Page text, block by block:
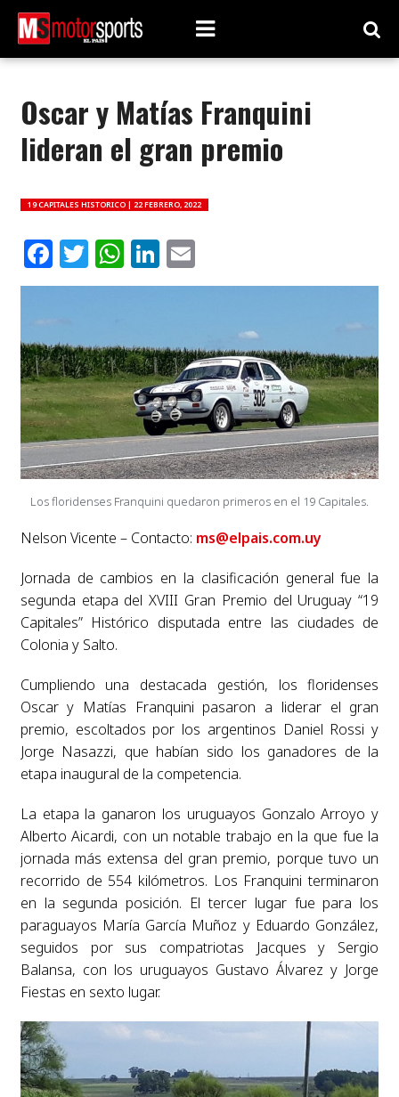
Oscar y Matías Franquini
lideran el gran premio
19 CAPITALES HISTORICO | 22 FEBRERO, 2022
Facebook
Twitter
WhatsApp
LinkedIn
Email
Los floridenses Franquini quedaron primeros en el 19 Capitales.
Nelson Vicente – Contacto: ms@elpais.com.uy
Jornada de cambios en la clasificación general fue la
segunda etapa del XVIII Gran Premio del Uruguay “19
Capitales” Histórico disputada entre las ciudades de
Colonia y Salto.
Cumpliendo una destacada gestión, los floridenses
Oscar y Matías Franquini pasaron a liderar el gran
premio, escoltados por los argentinos Daniel Rossi y
Jorge Nasazzi, que habían sido los ganadores de la
etapa inaugural de la competencia.
La etapa la ganaron los uruguayos Gonzalo Arroyo y
Alberto Aicardi, con un notable trabajo en la que fue la
jornada más extensa del gran premio, porque tuvo un
recorrido de 554 kilómetros. Los Franquini terminaron
en la segunda posición. El tercer lugar fue para los
paraguayos María García Muñoz y Eduardo González,
seguidos por sus compatriotas Jacques y Sergio
Balansa, con los uruguayos Gustavo Álvarez y Jorge
Fiestas en sexto lugar.